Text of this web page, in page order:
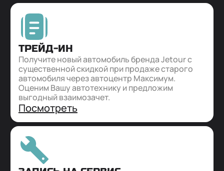
ТРЕЙД-ИН
Получите новый автомобиль бренда Jetour с
существенной скидкой при продаже старого
автомобиля через автоцентр Максимум.
Оценим Вашу автотехнику и предложим
выгодный взаимозачет.
Посмотреть